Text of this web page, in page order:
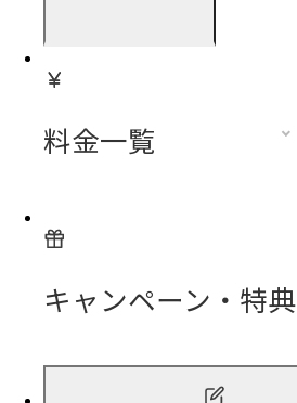
料金一覧
キャンペーン・特典